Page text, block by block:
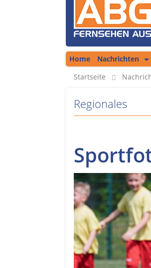
Home
Nachrichten
Kolumne
Unsere Podcasts
Startseite
Regionales